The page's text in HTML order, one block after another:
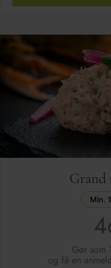
Grand
Min.
Gør som
og få en